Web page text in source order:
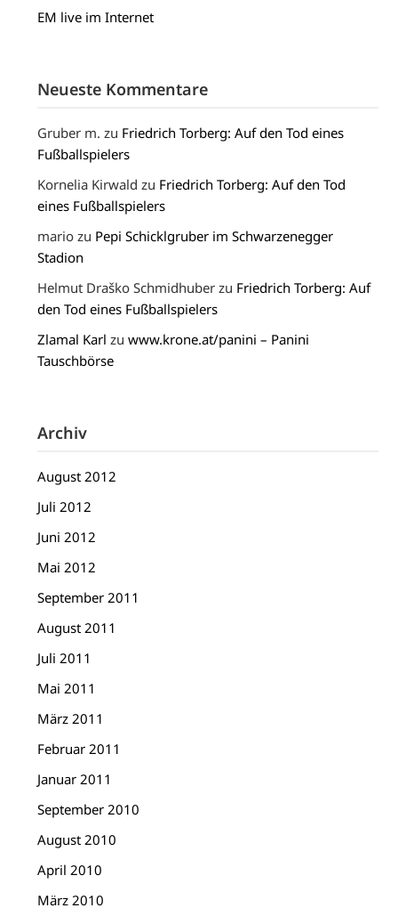
EM live im Internet
Neueste Kommentare
Gruber m. zu Friedrich Torberg: Auf den Tod eines
Fußballspielers
Kornelia Kirwald zu Friedrich Torberg: Auf den Tod
eines Fußballspielers
mario zu Pepi Schicklgruber im Schwarzenegger
Stadion
Helmut Draško Schmidhuber zu Friedrich Torberg: Auf
den Tod eines Fußballspielers
Zlamal Karl zuwww.krone.at/panini – Panini
Tauschbörse
Archiv
August 2012
Juli 2012
Juni 2012
Mai 2012
September 2011
August 2011
Juli 2011
Mai 2011
März 2011
Februar 2011
Januar 2011
September 2010
August 2010
April 2010
März 2010